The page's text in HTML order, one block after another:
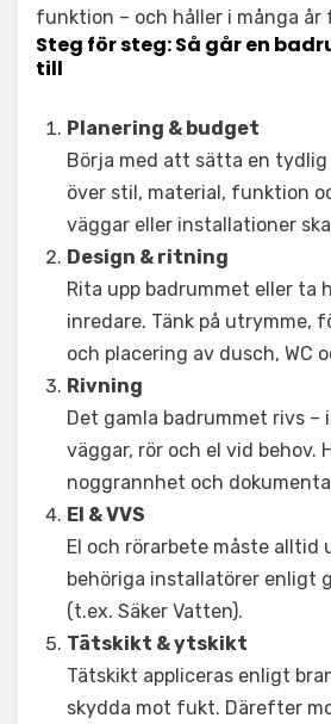
funktion – och håller i många år
Steg för steg: Så går en
till
Planering & budget
Börja med att sätta en
över stil, material, funktion
väggar eller installationer
Design & ritning
Rita upp badrummet eller ta
inredare. Tänk på utrymme,
och placering av dusch, WC
Rivning
Det gamla badrummet rivs –
väggar, rör och el vid behov.
noggrannhet och
El & VVS
El och rörarbete måste alltid
behöriga installatörer enligt
(t.ex. Säker Vatten).
Tätskikt & ytskikt
Tätskikt appliceras enligt
skydda mot fukt. Därefter